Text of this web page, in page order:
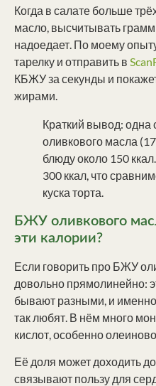
Когда в салате больше
масло, высчитывать
надоедает. По моему
тарелку и отправить в
КБЖУ за секунды и
жирами.
Краткий вывод: одна
оливкового масла
блюду около 150
300 ккал, что
куска торта.
БЖУ оливкового
эти калории?
Если говорить про БЖУ
довольно прямолинейно:
бывают разными, и
так любят. В нём много
кислот, особенно
Её доля может доходить
связывают пользу для